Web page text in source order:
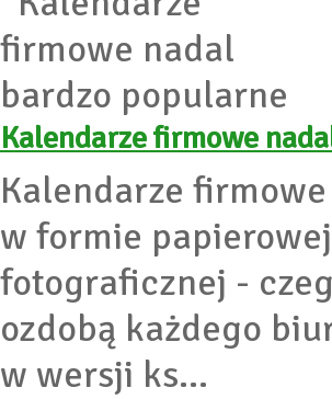
Kalendarze firmowe
Kalendarze
w formie
fotograficznej -
ozdobą każdego
w wersji ks...